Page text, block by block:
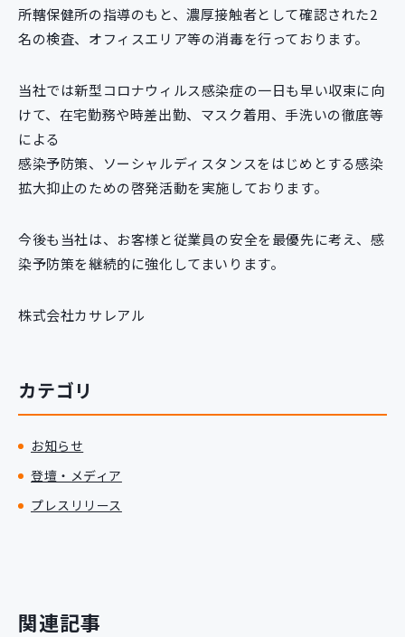
カスタマイズコース 教材購入
パッケージ開発
導入事例
イベント・セミナー
採用情報
Contact
所轄保健所の指導のもと、濃厚接触者として確認された2
名の検査、オフィスエリア等の消毒を行っております。
当社では新型コロナウィルス感染症の一日も早い収束に向
けて、在宅勤務や時差出勤、マスク着用、手洗いの徹底等
による
感染予防策、ソーシャルディスタンスをはじめとする感染
拡大抑止のための啓発活動を実施しております。
今後も当社は、お客様と従業員の安全を最優先に考え、感
染予防策を継続的に強化してまいります。
株式会社カサレアル
カテゴリ
お知らせ
登壇・メディア
プレスリリース
関連記事